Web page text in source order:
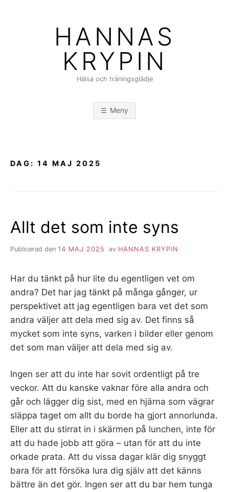
HANNAS
KRYPIN
Hälsa och träningsglädje
Meny
DAG: 14 MAJ 2025
Allt det som inte syns
Publicerad den 14 MAJ 2025 av HANNAS KRYPIN
Har du tänkt på hur lite du egentligen vet om
andra? Det har jag tänkt på många gånger, ur
perspektivet att jag egentligen bara vet det som
andra väljer att dela med sig av. Det finns så
mycket som inte syns, varken i bilder eller genom
det som man väljer att dela med sig av.
Ingen ser att du inte har sovit ordentligt på tre
veckor. Att du kanske vaknar före alla andra och
går och lägger dig sist, med en hjärna som vägrar
släppa taget om allt du borde ha gjort annorlunda.
Eller att du stirrat in i skärmen på lunchen, inte för
att du hade jobb att göra – utan för att du inte
orkade prata. Att du vissa dagar klär dig snyggt
bara för att försöka lura dig själv att det känns
bättre än det gör. Ingen ser att du bar hem tunga